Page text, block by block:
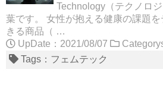
Technology（テクノロ
葉です。 女性が抱える健康の課題
きる商品（ …
UpDate：2021/08/07
Tags： フェムテック